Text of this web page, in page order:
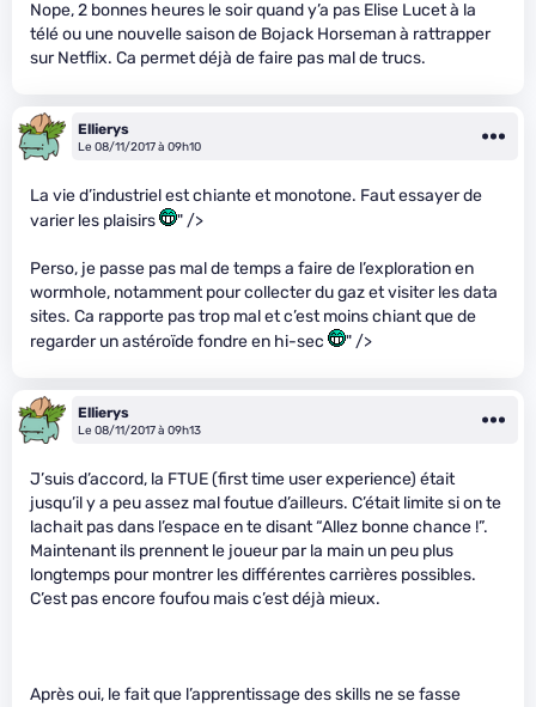
Nope, 2 bonnes heures le soir quand y’a pas Elise Lucet à la
télé ou une nouvelle saison de Bojack Horseman à rattrapper
sur Netflix. Ca permet déjà de faire pas mal de trucs.
Ellierys
Le 08/11/2017 à 09h10
La vie d’industriel est chiante et monotone. Faut essayer de
varier les plaisirs
" />
Perso, je passe pas mal de temps a faire de l’exploration en
wormhole, notamment pour collecter du gaz et visiter les data
sites. Ca rapporte pas trop mal et c’est moins chiant que de
regarder un astéroïde fondre en hi-sec
" />
Ellierys
Le 08/11/2017 à 09h13
J’suis d’accord, la FTUE (first time user experience) était
jusqu’il y a peu assez mal foutue d’ailleurs. C’était limite si on te
lachait pas dans l’espace en te disant “Allez bonne chance !”.
Maintenant ils prennent le joueur par la main un peu plus
longtemps pour montrer les différentes carrières possibles.
C’est pas encore foufou mais c’est déjà mieux.
Après oui, le fait que l’apprentissage des skills ne se fasse